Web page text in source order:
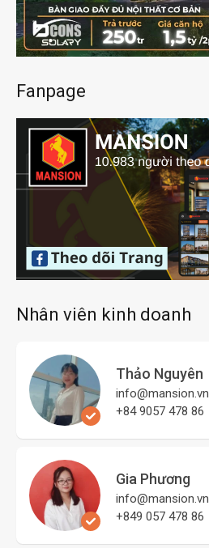
Fanpage
Nhân viên kinh doanh
Thảo Nguyên
info@mansion.vn
+84 9057 478 86
Gia Phương
info@mansion.vn
+849 057 478 86